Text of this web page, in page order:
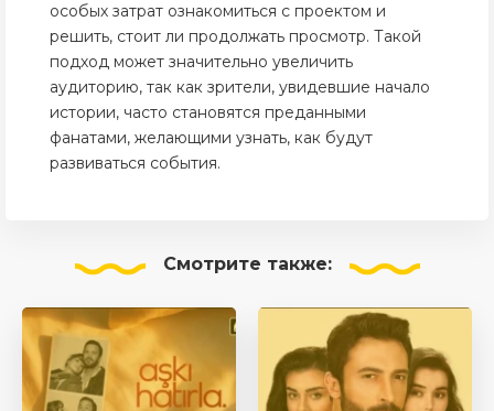
особых затрат ознакомиться с проектом и
решить, стоит ли продолжать просмотр. Такой
подход может значительно увеличить
аудиторию, так как зрители, увидевшие начало
истории, часто становятся преданными
фанатами, желающими узнать, как будут
развиваться события.
Смотрите также: